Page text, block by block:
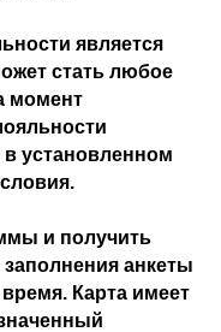
является
стать любое
момент
в установленном
и получить
анкеты
Карта имеет